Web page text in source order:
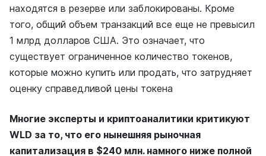
находятся в резерве или заблокированы. Кроме
того, общий объем транзакций все еще не превысил
1 млрд долларов США. Это означает, что
существует ограниченное количество токенов,
которые можно купить или продать, что затрудняет
оценку справедливой цены токена
Многие эксперты и криптоаналитики критикуют
WLD за то, что его нынешняя рыночная
капитализация в $240 млн. намного ниже полной